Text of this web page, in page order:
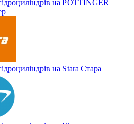
на PÖTTINGER
на Stara Стара